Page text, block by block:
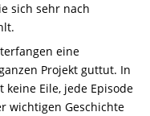
sich sehr nach
eine
Projekt guttut. In
Eile, jede Episode
wichtigen Geschichte